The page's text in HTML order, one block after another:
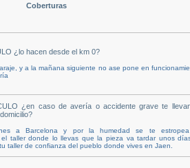
Coberturas
¿lo hacen desde el km 0?
y a la mañana siguiente no ase pone en
¿en caso de avería o accidente grave te
a Barcelona y por la humedad se te
taller donde lo llevas que la pieza va tardar unos
taller de confianza del pueblo donde vives en Jaen.